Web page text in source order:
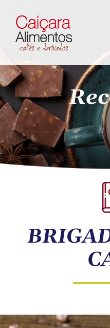
Sobre o grupo
Máquinas de café
Locação e vendas de
Insumos para máquinas de
Manutenção e oficina
Terceirização
Export
Nossas marcas
Produtos